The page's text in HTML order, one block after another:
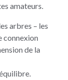
amateurs.
arbres – les
connexion
de la